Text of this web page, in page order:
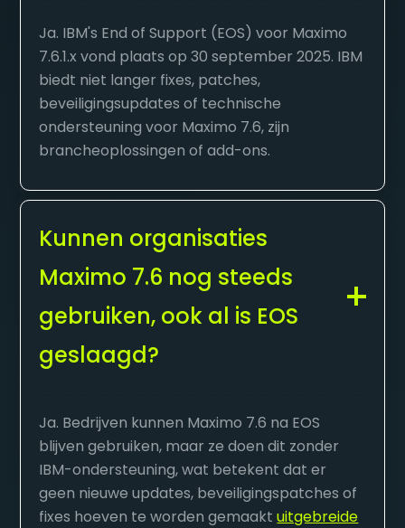
Ja. IBM's End of Support (EOS) voor Maximo
7.6.1.x vond plaats op 30 september 2025. IBM
biedt niet langer fixes, patches,
beveiligingsupdates of technische
ondersteuning voor Maximo 7.6, zijn
brancheoplossingen of add-ons.
Kunnen organisaties
Maximo 7.6 nog steeds
gebruiken, ook al is EOS
geslaagd?
Ja. Bedrijven kunnen Maximo 7.6 na EOS
blijven gebruiken, maar ze doen dit zonder
IBM-ondersteuning, wat betekent dat er
geen nieuwe updates, beveiligingspatches of
fixes hoeven te worden gemaaktuitgebreide